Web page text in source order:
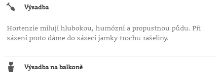
Výsadba
Hortenzie milují hlubokou, humózní a propustnou půdu. Při
sázení proto dáme do sázecí jamky trochu rašeliny.
Výsadba na balkoně